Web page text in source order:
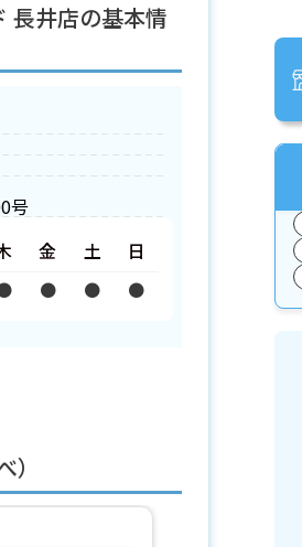
長井店の基本情
号
金
●
土
●
日
●